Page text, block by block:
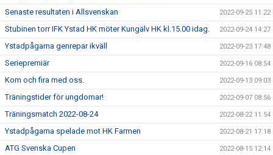
Senaste resultaten i Allsvenskan 2022-09-25 11:22
Stubinen torr IFK Ystad HK möter Kungälv HK kl.15.00 idag. 2022-09-24 14:27
Ystadpågarna genrepar ikväll 2022-09-23 17:48
Seriepremiär 2022-09-16 08:54
Kom och fira med oss. 2022-09-13 09:03
Träningstider för ungdomar! 2022-09-07 08:56
Träningsmatch 2022-08-24 2022-08-22 11:54
Ystadpågarna spelade mot HK Farmen 2022-08-21 17:18
ATG Svenska Cupen 2022-08-15 12:14